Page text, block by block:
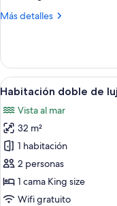
camas
vista
al
Más detalles
Más
doble
de
lujo,
camas
dobles,
balcón,
vista
al
océano
Ver
todas
las
fotos
de
Habitación
doble
de
7
Habitación doble de
Vista al mar
32 m²
1 habitación
2 personas
1 cama King size
Wifi gratuito